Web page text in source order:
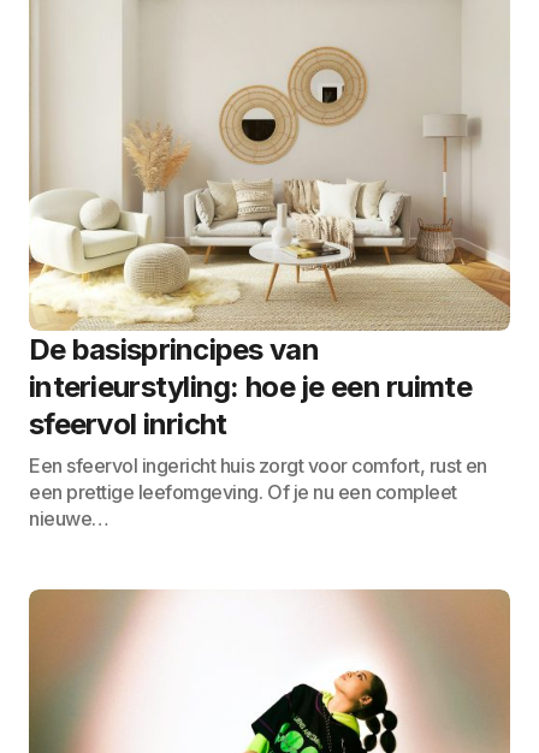
De basisprincipes van
interieurstyling: hoe je een ruimte
sfeervol inricht
Een sfeervol ingericht huis zorgt voor comfort, rust en
een prettige leefomgeving. Of je nu een compleet
nieuwe…